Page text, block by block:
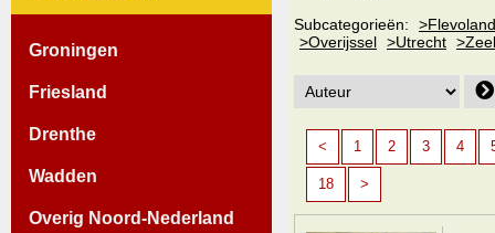
Groningen
Friesland
Drenthe
Wadden
Overig Noord-Nederland
Subcategorieën:
>Flevoland
>Overijssel >Utrecht
< 1 2 3 4
18 >